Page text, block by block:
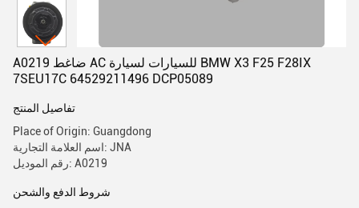
A0219 ضاغط AC للسيارات لسيارة BMW X3 F25 F28IX
7SEU17C 64529211496 DCP05089
تفاصيل المنتج
Place of Origin: Guangdong
اسم العلامة التجارية: JNA
رقم الموديل: A0219
شروط الدفع والشحن